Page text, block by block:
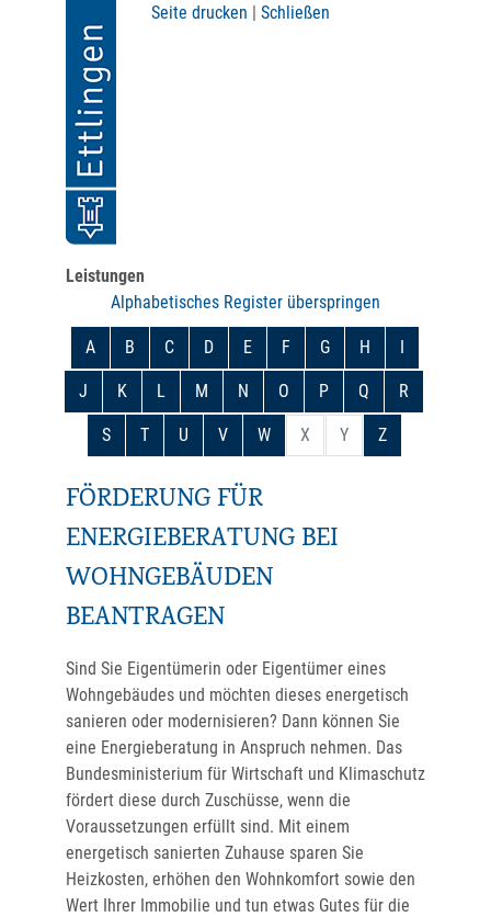
Seite drucken | Schließen
Leistungen
Alphabetisches Register überspringen
A B C D E F G H I
J K L M N O P Q R
S T U V W X Y Z
FÖRDERUNG FÜR
ENERGIEBERATUNG BEI
WOHNGEBÄUDEN
BEANTRAGEN
Sind Sie Eigentümerin oder Eigentümer eines
Wohngebäudes und möchten dieses energetisch
sanieren oder modernisieren? Dann können Sie
eine Energieberatung in Anspruch nehmen. Das
Bundesministerium für Wirtschaft und Klimaschutz
fördert diese durch Zuschüsse, wenn die
Voraussetzungen erfüllt sind. Mit einem
energetisch sanierten Zuhause sparen Sie
Heizkosten, erhöhen den Wohnkomfort sowie den
Wert Ihrer Immobilie und tun etwas Gutes für die